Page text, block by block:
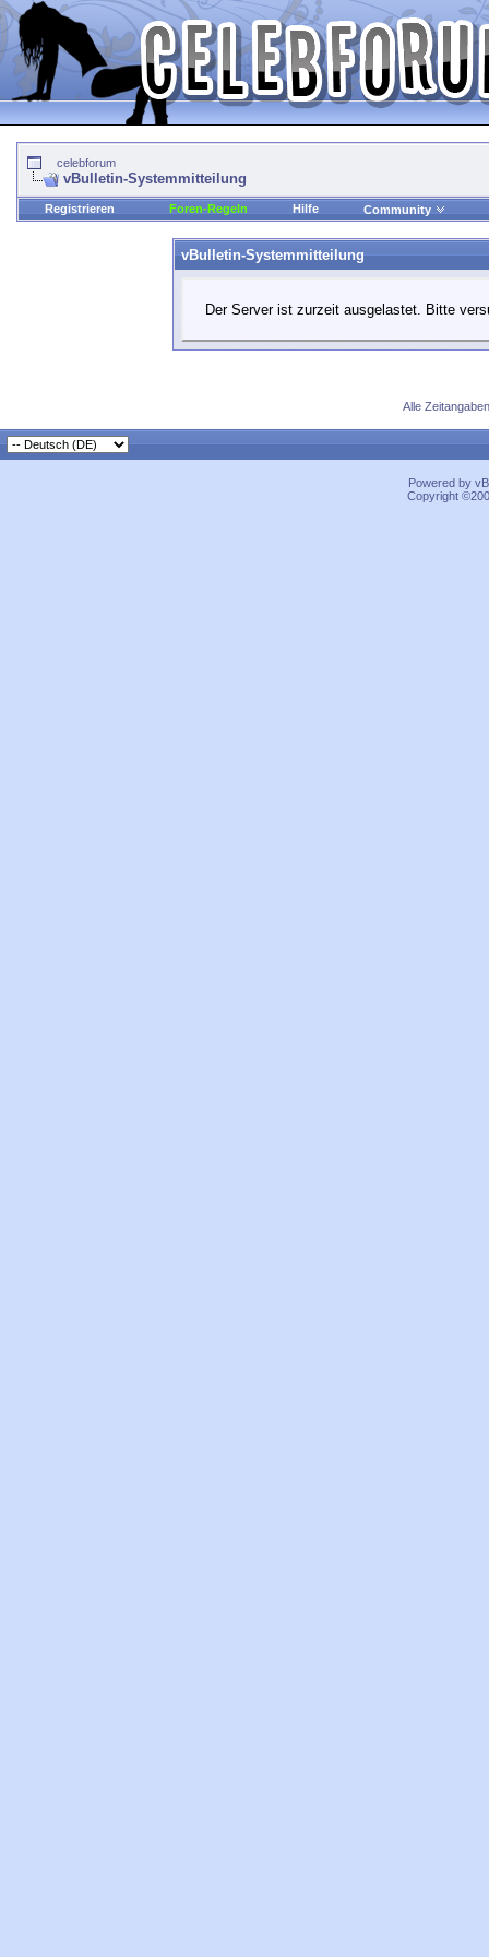
celebforum
vBulletin-Systemmitteilung
Registrieren Foren-Regeln Hilfe Community
vBulletin-Systemmitteilung
Der Server ist zurzeit ausgelastet. Bitte
Alle
Powered by
Copyright